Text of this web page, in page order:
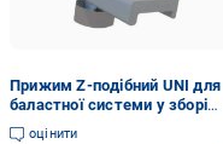
Прижим Z-подібний UNI для
баластної системи у зборі
Ballast Fix 4 шт. (2983439080)
оцінити